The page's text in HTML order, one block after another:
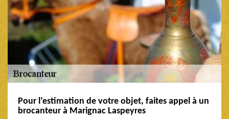
Pour l’estimation de votre objet, faites appel à un
brocanteur à Marignac Laspeyres